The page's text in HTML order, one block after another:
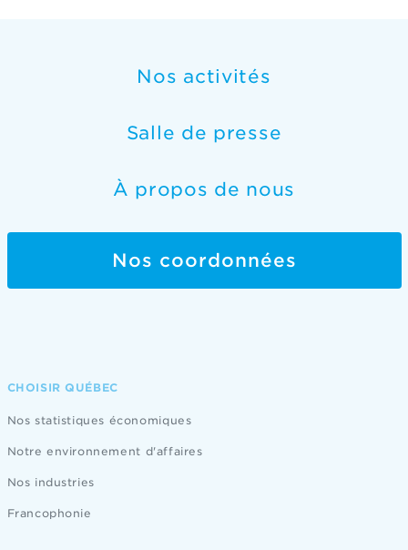
Nos activités
Salle de presse
À propos de nous
Nos coordonnées
CHOISIR QUÉBEC
Nos statistiques économiques
Notre environnement d'affaires
Nos industries
Francophonie